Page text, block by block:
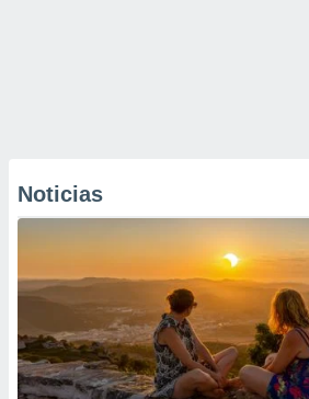
Noticias